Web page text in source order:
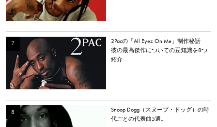
2Pacの「All Eyez On Me」制作秘話
彼の最高傑作についての豆知識を8つ
紹介
Snoop Dogg（スヌープ・ドッグ）の時
代ごとの代表曲5選。